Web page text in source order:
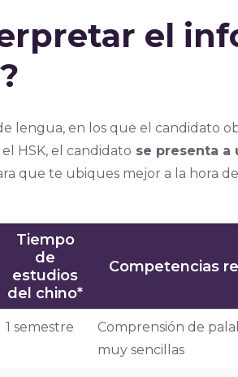
el
lengua, en los que el candidato
HSK, el candidato se presenta a
que te ubiques mejor a la hora
Tiempo
de
estudios
del chino*
Competencias
1 semestre
Comprensión de
muy sencillas